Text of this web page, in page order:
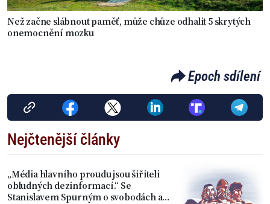
Než začne slábnout paměť, může chůze odhalit 5 skrytých
onemocnění mozku
Epoch sdílení
Nejčtenější články
„Média hlavního proudu jsou šiřiteli
obludných dezinformací.“ Se
Stanislavem Spurným o svobodách a